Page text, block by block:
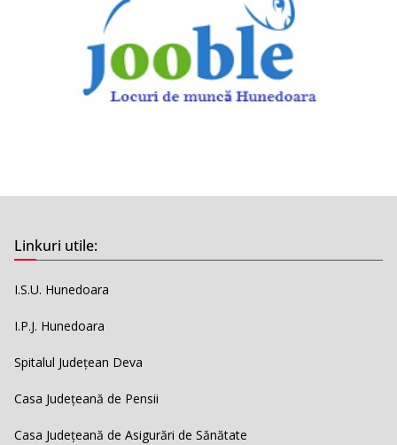
Linkuri utile:
I.S.U. Hunedoara
I.P.J. Hunedoara
Spitalul Județean Deva
Casa Județeană de Pensii
Casa Județeană de Asigurări de Sănătate